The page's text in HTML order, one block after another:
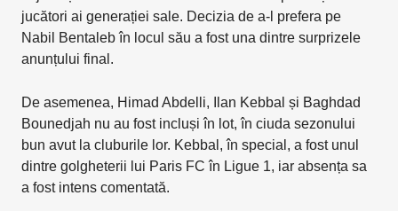
jucători ai generației sale. Decizia de a-l prefera pe
Nabil Bentaleb în locul său a fost una dintre surprizele
anunțului final.
De asemenea, Himad Abdelli, Ilan Kebbal și Baghdad
Bounedjah nu au fost incluși în lot, în ciuda sezonului
bun avut la cluburile lor. Kebbal, în special, a fost unul
dintre golgheterii lui Paris FC în Ligue 1, iar absența sa
a fost intens comentată.